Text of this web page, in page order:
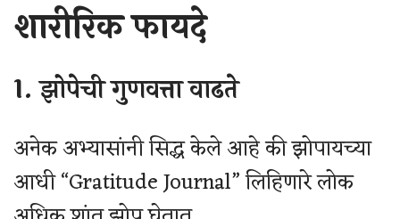
शारीरिक फायदे
1. झोपेची गुणवत्ता वाढते
अनेक अभ्यासांनी सिद्ध केले आहे की झोपायच्या
आधी “Gratitude Journal” लिहिणारे लोक